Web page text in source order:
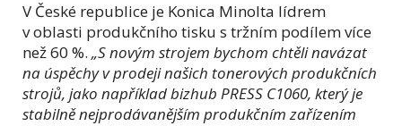
V České republice je Konica Minolta lídrem
v oblasti produkčního tisku s tržním podílem více
než 60 %. „S novým strojem bychom chtěli navázat
na úspěchy v prodeji našich tonerových produkčních
strojů, jako například bizhub PRESS C1060, který je
stabilně nejprodávanějším produkčním zařízením